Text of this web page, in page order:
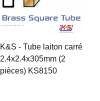
KS8150
K&S - Tube laiton carré
2.4x2.4x305mm (2
pièces) KS8150